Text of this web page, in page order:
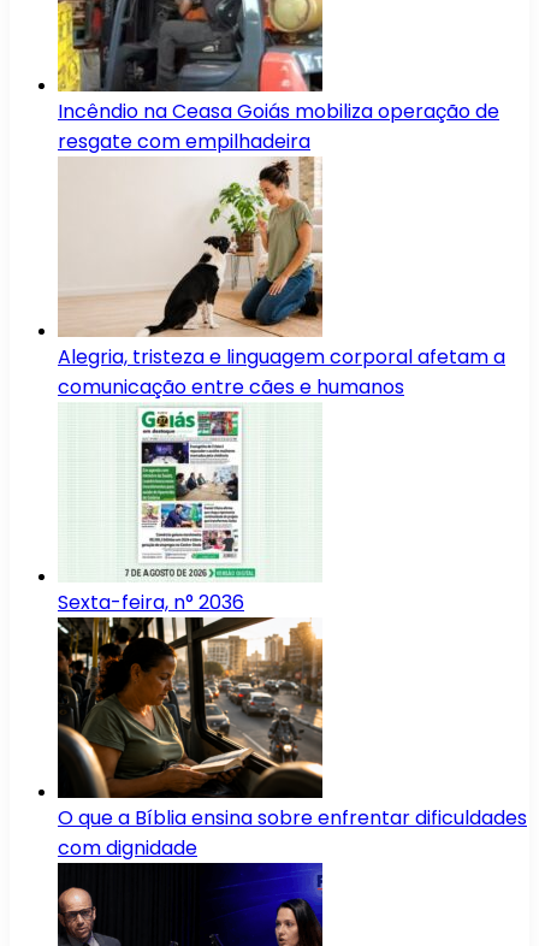
Incêndio na Ceasa Goiás mobiliza operação de
resgate com empilhadeira
Alegria, tristeza e linguagem corporal afetam a
comunicação entre cães e humanos
Sexta-feira, n° 2036
O que a Bíblia ensina sobre enfrentar dificuldades
com dignidade